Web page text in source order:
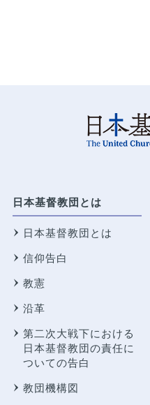
日本基督教団とは
日本基督教団とは
信仰告白
教憲
沿革
第二次大戦下における
日本基督教団の責任に
ついての告白
教団機構図